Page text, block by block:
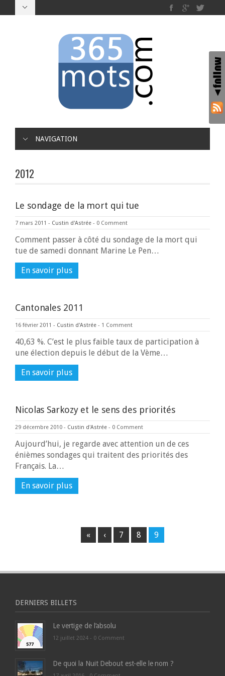
NAVIGATION
2012
Le sondage de la mort qui tue
7 mars 2011 - Custin d'Astrée - 0 Comment
Comment passer à côté du sondage de la mort qui
tue de samedi donnant Marine Le Pen…
En savoir plus
Cantonales 2011
16 février 2011 - Custin d'Astrée - 1 Comment
40,63 %. C’est le plus faible taux de participation à
une élection depuis le début de la Vème…
En savoir plus
Nicolas Sarkozy et le sens des priorités
29 décembre 2010 - Custin d'Astrée - 0 Comment
Aujourd’hui, je regarde avec attention un de ces
énièmes sondages qui traitent des priorités des
Français. La…
En savoir plus
« ‹ 7 8 9
DERNIERS BILLETS
Le vertige de l’absolu
12 juillet 2024 - 0 Comment
De quoi la Nuit Debout est-elle le nom ?